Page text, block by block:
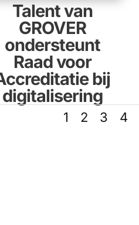
Talent van
GROVER
ondersteunt
Raad voor
bij
digitalisering
1 2 3 4